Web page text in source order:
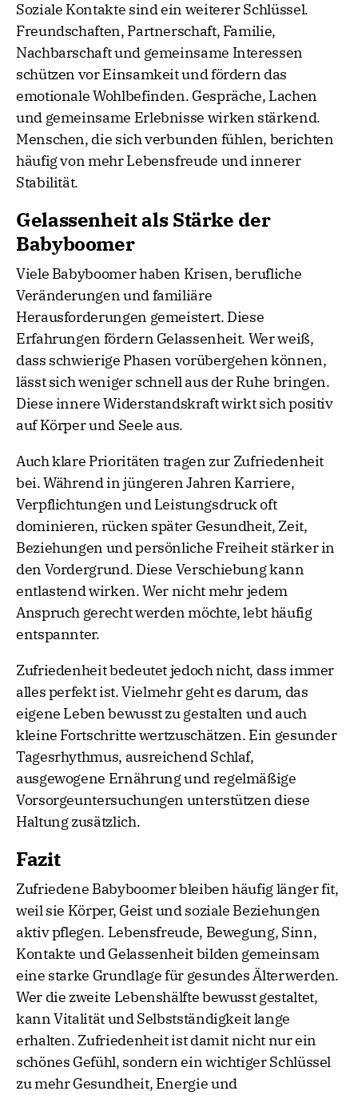
Soziale Kontakte sind ein weiterer Schlüssel.
Freundschaften, Partnerschaft, Familie,
Nachbarschaft und gemeinsame Interessen
schützen vor Einsamkeit und fördern das
emotionale Wohlbefinden. Gespräche, Lachen
und gemeinsame Erlebnisse wirken stärkend.
Menschen, die sich verbunden fühlen, berichten
häufig von mehr Lebensfreude und innerer
Stabilität.
Gelassenheit als Stärke der
Babyboomer
Viele Babyboomer haben Krisen, berufliche
Veränderungen und familiäre
Herausforderungen gemeistert. Diese
Erfahrungen fördern Gelassenheit. Wer weiß,
dass schwierige Phasen vorübergehen können,
lässt sich weniger schnell aus der Ruhe bringen.
Diese innere Widerstandskraft wirkt sich positiv
auf Körper und Seele aus.
Auch klare Prioritäten tragen zur Zufriedenheit
bei. Während in jüngeren Jahren Karriere,
Verpflichtungen und Leistungsdruck oft
dominieren, rücken später Gesundheit, Zeit,
Beziehungen und persönliche Freiheit stärker in
den Vordergrund. Diese Verschiebung kann
entlastend wirken. Wer nicht mehr jedem
Anspruch gerecht werden möchte, lebt häufig
entspannter.
Zufriedenheit bedeutet jedoch nicht, dass immer
alles perfekt ist. Vielmehr geht es darum, das
eigene Leben bewusst zu gestalten und auch
kleine Fortschritte wertzuschätzen. Ein gesunder
Tagesrhythmus, ausreichend Schlaf,
ausgewogene Ernährung und regelmäßige
Vorsorgeuntersuchungen unterstützen diese
Haltung zusätzlich.
Fazit
Zufriedene Babyboomer bleiben häufig länger fit,
weil sie Körper, Geist und soziale Beziehungen
aktiv pflegen. Lebensfreude, Bewegung, Sinn,
Kontakte und Gelassenheit bilden gemeinsam
eine starke Grundlage für gesundes Älterwerden.
Wer die zweite Lebenshälfte bewusst gestaltet,
kann Vitalität und Selbstständigkeit lange
erhalten. Zufriedenheit ist damit nicht nur ein
schönes Gefühl, sondern ein wichtiger Schlüssel
zu mehr Gesundheit, Energie und